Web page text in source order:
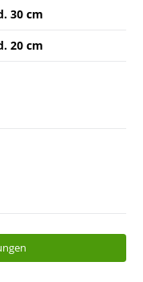
30 cm
20 cm